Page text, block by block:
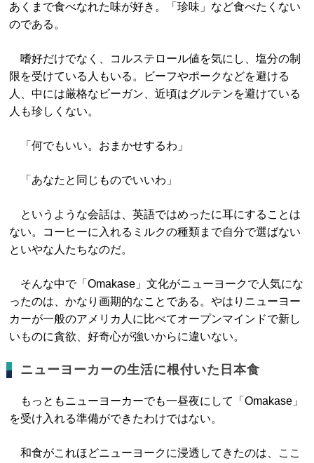
あくまで食べなれた味が好き。「珍味」など食べたくない
のである。
嗜好だけでなく、コルステロール値を気にし、塩分の制
限を受けている人もいる。ビーフやポークなどを避ける
人、中には厳格なビーガン、近頃はグルテンを避けている
人も珍しくない。
「何でもいい。おまかせするわ」
「あなたと同じものでいいわ」
というような会話は、英語ではめったに耳にすることは
ない。コーヒーに入れるミルクの種類まで自分で選ばない
といやな人たちなのだ。
そんな中で「Omakase」文化がニューヨークで人気にな
ったのは、かなり画期的なことである。やはりニューヨー
カーが一般のアメリカ人に比べてオープンマインドで新し
いものに貪欲、好奇心が強いからに違いない。
ニューヨーカーの生活に根付いた日本食
もっともニューヨーカーでも一昼夜にして「Omakase」
を受け入れる準備ができたわけではない。
和食がこれほどニューヨークに浸透してきたのは、ここ